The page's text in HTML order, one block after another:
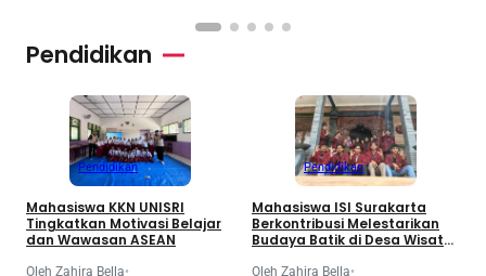
Pendidikan
Pendidikan
Mahasiswa KKN UNISRI
Tingkatkan Motivasi Belajar
dan Wawasan ASEAN
Oleh Zahira Bella•
Pendidikan
Mahasiswa ISI Surakarta
Berkontribusi Melestarikan
Budaya Batik di Desa Wisata
Oleh Zahira Bella•